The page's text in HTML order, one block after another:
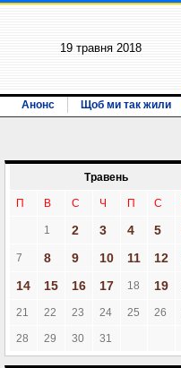
19 травня 2018
Анонс Щоб ми так жили
Травень
П В С Ч П С
1 2 3 4 5
7 8 9 10 11 12
14
15 16 17 18 19
21 22 23 24 25 26
28 29 30 31